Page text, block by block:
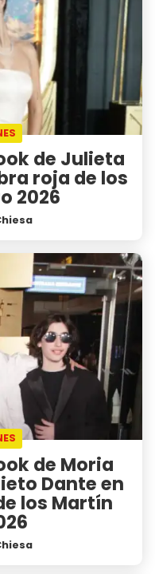
de Julieta
roja de los
2026
de Moria
Dante en
los Martín